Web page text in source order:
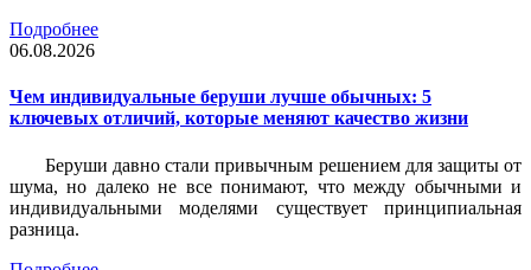
Подробнее
06.08.2026
Чем индивидуальные беруши лучше обычных: 5
ключевых отличий, которые меняют качество жизни
Беруши давно стали привычным решением для защиты от
шума, но далеко не все понимают, что между обычными и
индивидуальными моделями существует принципиальная
разница.